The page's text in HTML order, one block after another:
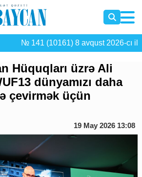
№ 141 (10161) 8 avqust 2026-cı il
Hüquqları üzrə Ali
dünyamızı daha
çevirmək üçün
19 May 2026 13:08